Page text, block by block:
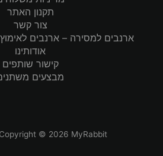
תקנון האתר
צור קשר
ארנבים למסירה – ארנבים
אודותינו
קישור שותפים
מבצעים
Copyright © 2026 MyRabbit - הארנב שלי